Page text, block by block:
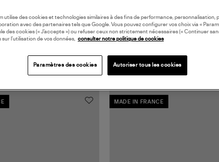
MADE IN FRANCE
utilise des cookies et technologies similaires à des fins de performance, personnalisation,
avec des partenaires tels que Google. Vous pouvez configurer vos choix via «
des cookies (« J’accepte ») ou refuser ceux non strictement nécessaires (« Continuer
sur l’utilisation de vos données, consulter notre politique de cookies
Paramètres des cookies Autoriser tous les cookies